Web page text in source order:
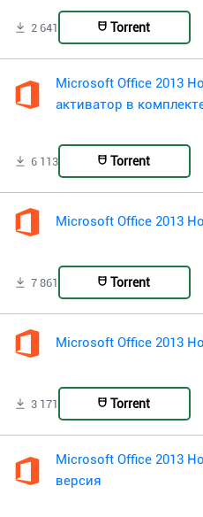
2 641 Torrent
Microsoft Office 2013
активатор в
6 113 Torrent
Microsoft Office 2013
7 861 Torrent
Microsoft Office 2013
3 171 Torrent
Microsoft Office 2013
версия